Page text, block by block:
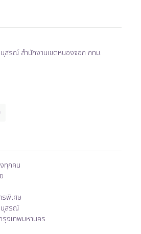
สรณ์ สำนักงานเขตหนองจอก กทม.
ทุกคน
รพิเศษ
นุสรณ์
รุงเทพมหานคร